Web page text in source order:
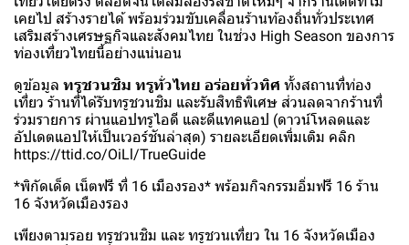
เคยไป สร้างรายได้ พร้อมร่วมขับเคลื่อนร้านท้องถิ่นทั่วประเทศ
เสริมสร้างเศรษฐกิจและสังคมไทย ในช่วง High Season ของการ
ท่องเที่ยวไทยนี้อย่างแน่นอน
ดูข้อมูล ทรูชวนชิม ทรูทั่วไทย อร่อยทั่วทิศ ทั้งสถานที่ท่อง
เที่ยว ร้านที่ได้รับทรูชวนชิม และรับสิทธิพิเศษ ส่วนลดจากร้านที่
ร่วมรายการ ผ่านแอปทรูไอดี และดีแทคแอป (ดาวน์โหลดและ
อัปเดตแอปให้เป็นเวอร์ชันล่าสุด) รายละเอียดเพิ่มเติม คลิก
https://ttid.co/OiLl/TrueGuide
*พิกัดเด็ด เน็ตฟรี ที่ 16 เมืองรอง* พร้อมกิจกรรมอิ่มฟรี 16 ร้าน
16 จังหวัดเมืองรอง
เพียงตามรอย ทรูชวนชิม และ ทรูชวนเที่ยว ใน 16 จังหวัดเมือง